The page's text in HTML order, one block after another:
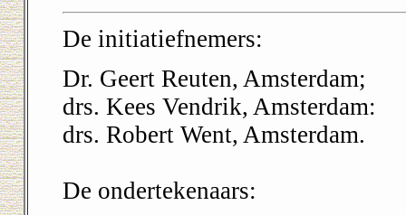
De initiatiefnemers:
Dr. Geert Reuten, Amsterdam;
drs. Kees Vendrik, Amsterdam:
drs. Robert Went, Amsterdam.
De ondertekenaars: